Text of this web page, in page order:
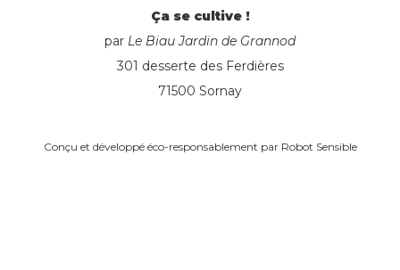
Ça se cultive !
par Le Biau Jardin de Grannod
301 desserte des Ferdières
71500 Sornay
Conçu et développé éco-responsablement par Robot Sensible